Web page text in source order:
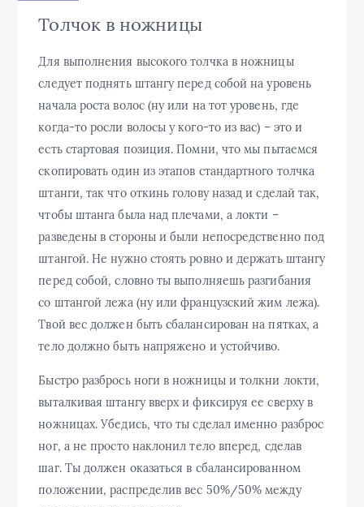
Толчок в ножницы
Для выполнения высокого толчка в ножницы
следует поднять штангу перед собой на уровень
начала роста волос (ну или на тот уровень, где
когда-то росли волосы у кого-то из вас) – это и
есть стартовая позиция. Помни, что мы пытаемся
скопировать один из этапов стандартного толчка
штанги, так что откинь голову назад и сделай так,
чтобы штанга была над плечами, а локти –
разведены в стороны и были непосредственно под
штангой. Не нужно стоять ровно и держать штангу
перед собой, словно ты выполняешь разгибания
со штангой лежа (ну или французский жим лежа).
Твой вес должен быть сбалансирован на пятках, а
тело должно быть напряжено и устойчиво.
Быстро разбрось ноги в ножницы и толкни локти,
выталкивая штангу вверх и фиксируя ее сверху в
ножницах. Убедись, что ты сделал именно разброс
ног, а не просто наклонил тело вперед, сделав
шаг. Ты должен оказаться в сбалансированном
положении, распределив вес 50%/50% между